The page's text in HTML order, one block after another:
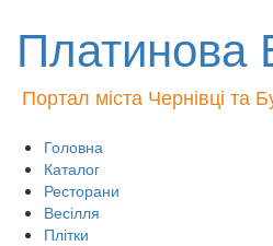
Платинова
Портал міста Чернівці та
Головна
Каталог
Ресторани
Весілля
Плітки